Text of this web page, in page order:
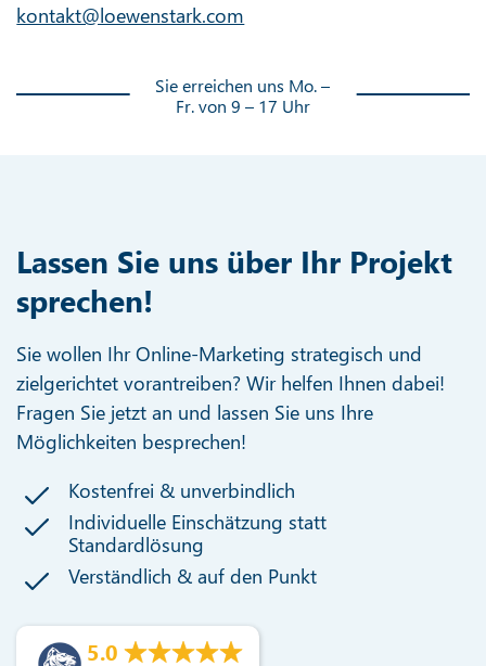
kontakt@loewenstark.com
Sie erreichen uns Mo. –
Fr. von 9 – 17 Uhr
Lassen Sie uns über Ihr Projekt
sprechen!
Sie wollen Ihr Online-Marketing strategisch und
zielgerichtet vorantreiben? Wir helfen Ihnen dabei!
Fragen Sie jetzt an und lassen Sie uns Ihre
Möglichkeiten besprechen!
Kostenfrei & unverbindlich
Individuelle Einschätzung statt
Standardlösung
Verständlich & auf den Punkt
5.0